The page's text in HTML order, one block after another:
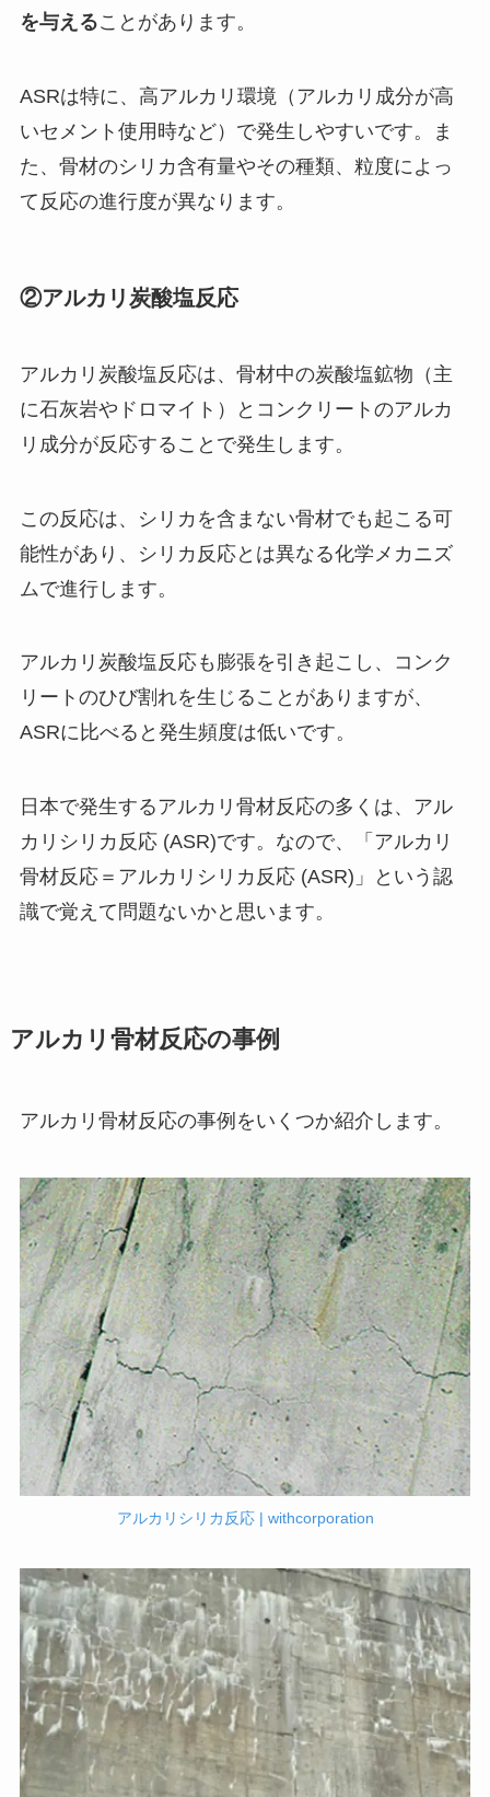
を与えることがあります。
ASRは特に、高アルカリ環境（アルカリ成分が高
いセメント使用時など）で発生しやすいです。ま
た、骨材のシリカ含有量やその種類、粒度によっ
て反応の進行度が異なります。
②アルカリ炭酸塩反応
アルカリ炭酸塩反応は、骨材中の炭酸塩鉱物（主
に石灰岩やドロマイト）とコンクリートのアルカ
リ成分が反応することで発生します。
この反応は、シリカを含まない骨材でも起こる可
能性があり、シリカ反応とは異なる化学メカニズ
ムで進行します。
アルカリ炭酸塩反応も膨張を引き起こし、コンク
リートのひび割れを生じることがありますが、
ASRに比べると発生頻度は低いです。
日本で発生するアルカリ骨材反応の多くは、アル
カリシリカ反応 (ASR)です。なので、「アルカリ
骨材反応＝アルカリシリカ反応 (ASR)」という認
識で覚えて問題ないかと思います。
アルカリ骨材反応の事例
アルカリ骨材反応の事例をいくつか紹介します。
アルカリシリカ反応 | withcorporation